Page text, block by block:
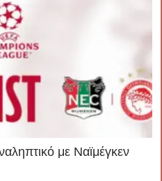
με Ναϊμέγκεν